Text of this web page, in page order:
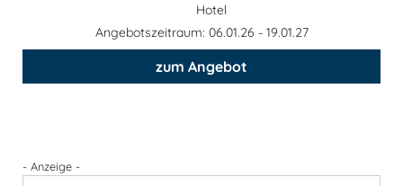
Hotel
Angebotszeitraum: 06.01.26 - 19.01.27
zum Angebot
- Anzeige -